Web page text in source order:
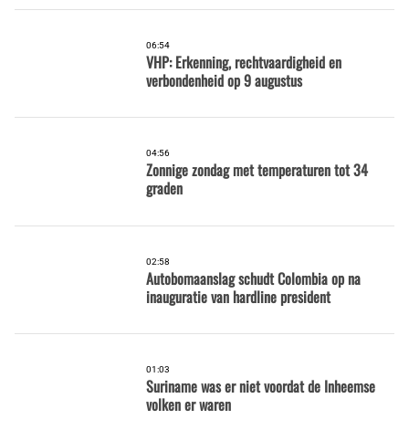
06:54
VHP: Erkenning, rechtvaardigheid en
verbondenheid op 9 augustus
04:56
Zonnige zondag met temperaturen tot 34
graden
02:58
Autobomaanslag schudt Colombia op na
inauguratie van hardline president
01:03
Suriname was er niet voordat de Inheemse
volken er waren